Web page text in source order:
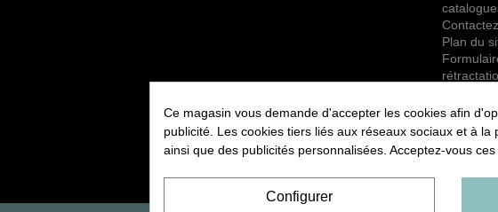
Plan du
Ce magasin vous demande d'accepter les cookies afin
publicité. Les cookies tiers liés aux réseaux sociaux et à
ainsi que des publicités personnalisées. Acceptez-vous
Configurer